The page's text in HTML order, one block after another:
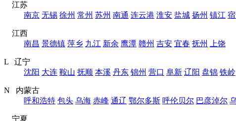
江苏
南京 无锡 徐州 常州 苏州 南通 连云港 淮安 盐城 扬州 镇江
江西
南昌 景德镇 萍乡 九江 新余 鹰潭 赣州 吉安 宜春 抚州 上饶
L 辽宁
沈阳 大连 鞍山 抚顺 本溪 丹东 锦州 营口 阜新 辽阳 盘锦 铁岭
N 内蒙古
呼和浩特 包头 乌海 赤峰 通辽 鄂尔多斯 呼伦贝尔 巴彦淖尔
宁夏